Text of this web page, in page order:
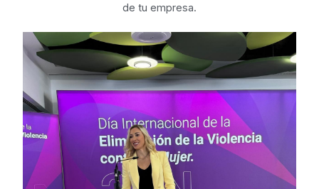
de tu empresa.